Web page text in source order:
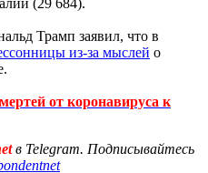
Трамп заявил, что в
из-за мыслей о
от коронавируса к
в Telegram. Подписывайтесь